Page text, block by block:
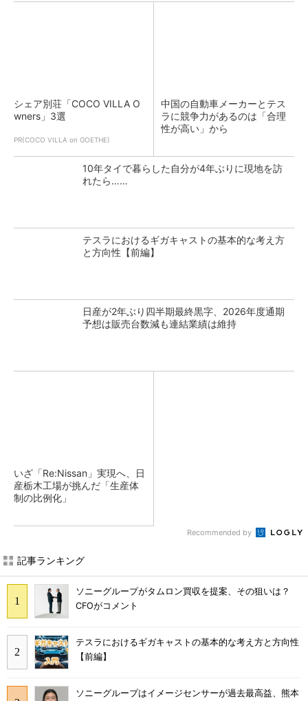
シェア別荘「COCO VILLA O
wners」3選
PR(COCO VILLA on GOETHE)
中国の自動車メーカーとテス
ラに競争力があるのは「合理
性が高い」から
10年タイで暮らした自分が4年ぶりに現地を訪
れたら……
テスラにおけるギガキャストの基本的な考え方
と方向性【前編】
日産が2年ぶり四半期最終黒字、2026年度通期
予想は販売台数減も連結業績は維持
いざ「Re:Nissan」実現へ、日
産栃木工場が挑んだ「生産体
制の比例化」
Recommended by
記事ランキング
ソニーグループがタムロン買収を提案、その狙いは？
CFOがコメント
テスラにおけるギガキャストの基本的な考え方と方向性
【前編】
ソニーグループはイメージセンサーが過去最高益、熊本